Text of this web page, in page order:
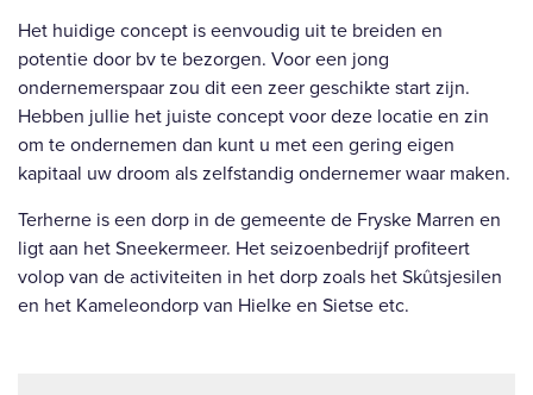
Het huidige concept is eenvoudig uit te breiden en
potentie door bv te bezorgen. Voor een jong
ondernemerspaar zou dit een zeer geschikte start zijn.
Hebben jullie het juiste concept voor deze locatie en zin
om te ondernemen dan kunt u met een gering eigen
kapitaal uw droom als zelfstandig ondernemer waar maken.
Terherne is een dorp in de gemeente de Fryske Marren en
ligt aan het Sneekermeer. Het seizoenbedrijf profiteert
volop van de activiteiten in het dorp zoals het Skûtsjesilen
en het Kameleondorp van Hielke en Sietse etc.